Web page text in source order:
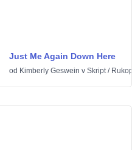
Just Me Again Down Here
od Kimberly Geswein v Skript/